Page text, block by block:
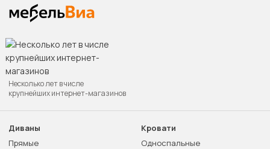
Несколько лет в числе
крупнейших интернет-магазинов
Диваны
Прямые
Кровати
Односпальные